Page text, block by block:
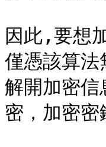
因此,要想
僅憑該算
解開加密
密，加密